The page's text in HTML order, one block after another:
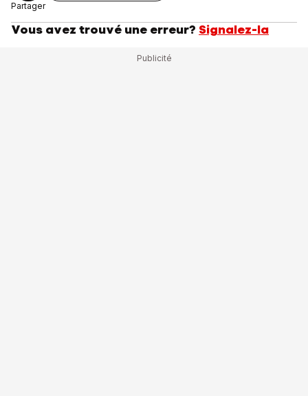
Partager
Vous avez trouvé une erreur? Signalez-la